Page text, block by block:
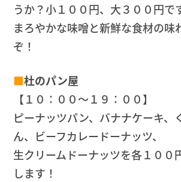
うか？小１００円、大３００円で
まろやかな味噌と新鮮な食材の味
ぞ！
■杜のパン屋
【１０：００～１９：００】
ピーナッツパン、バナナケーキ、
ん、ビーフカレードーナッツ、
生クリームドーナッツを各１００
します！